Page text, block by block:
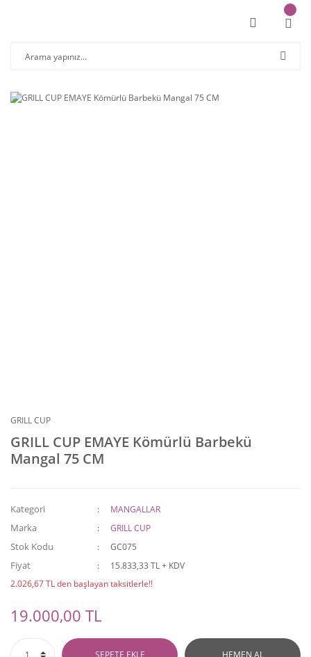
GRILL CUP
GRILL CUP EMAYE Kömürlü Barbekü
Mangal 75 CM
Kategori MANGALLAR
Marka GRILL CUP
Stok Kodu GC075
Fiyat
15.833,33 TL + KDV
2.026,67 TL den başlayan taksitlerle!!
19.000,00 TL
SEPETE EKLE HEMEN AL